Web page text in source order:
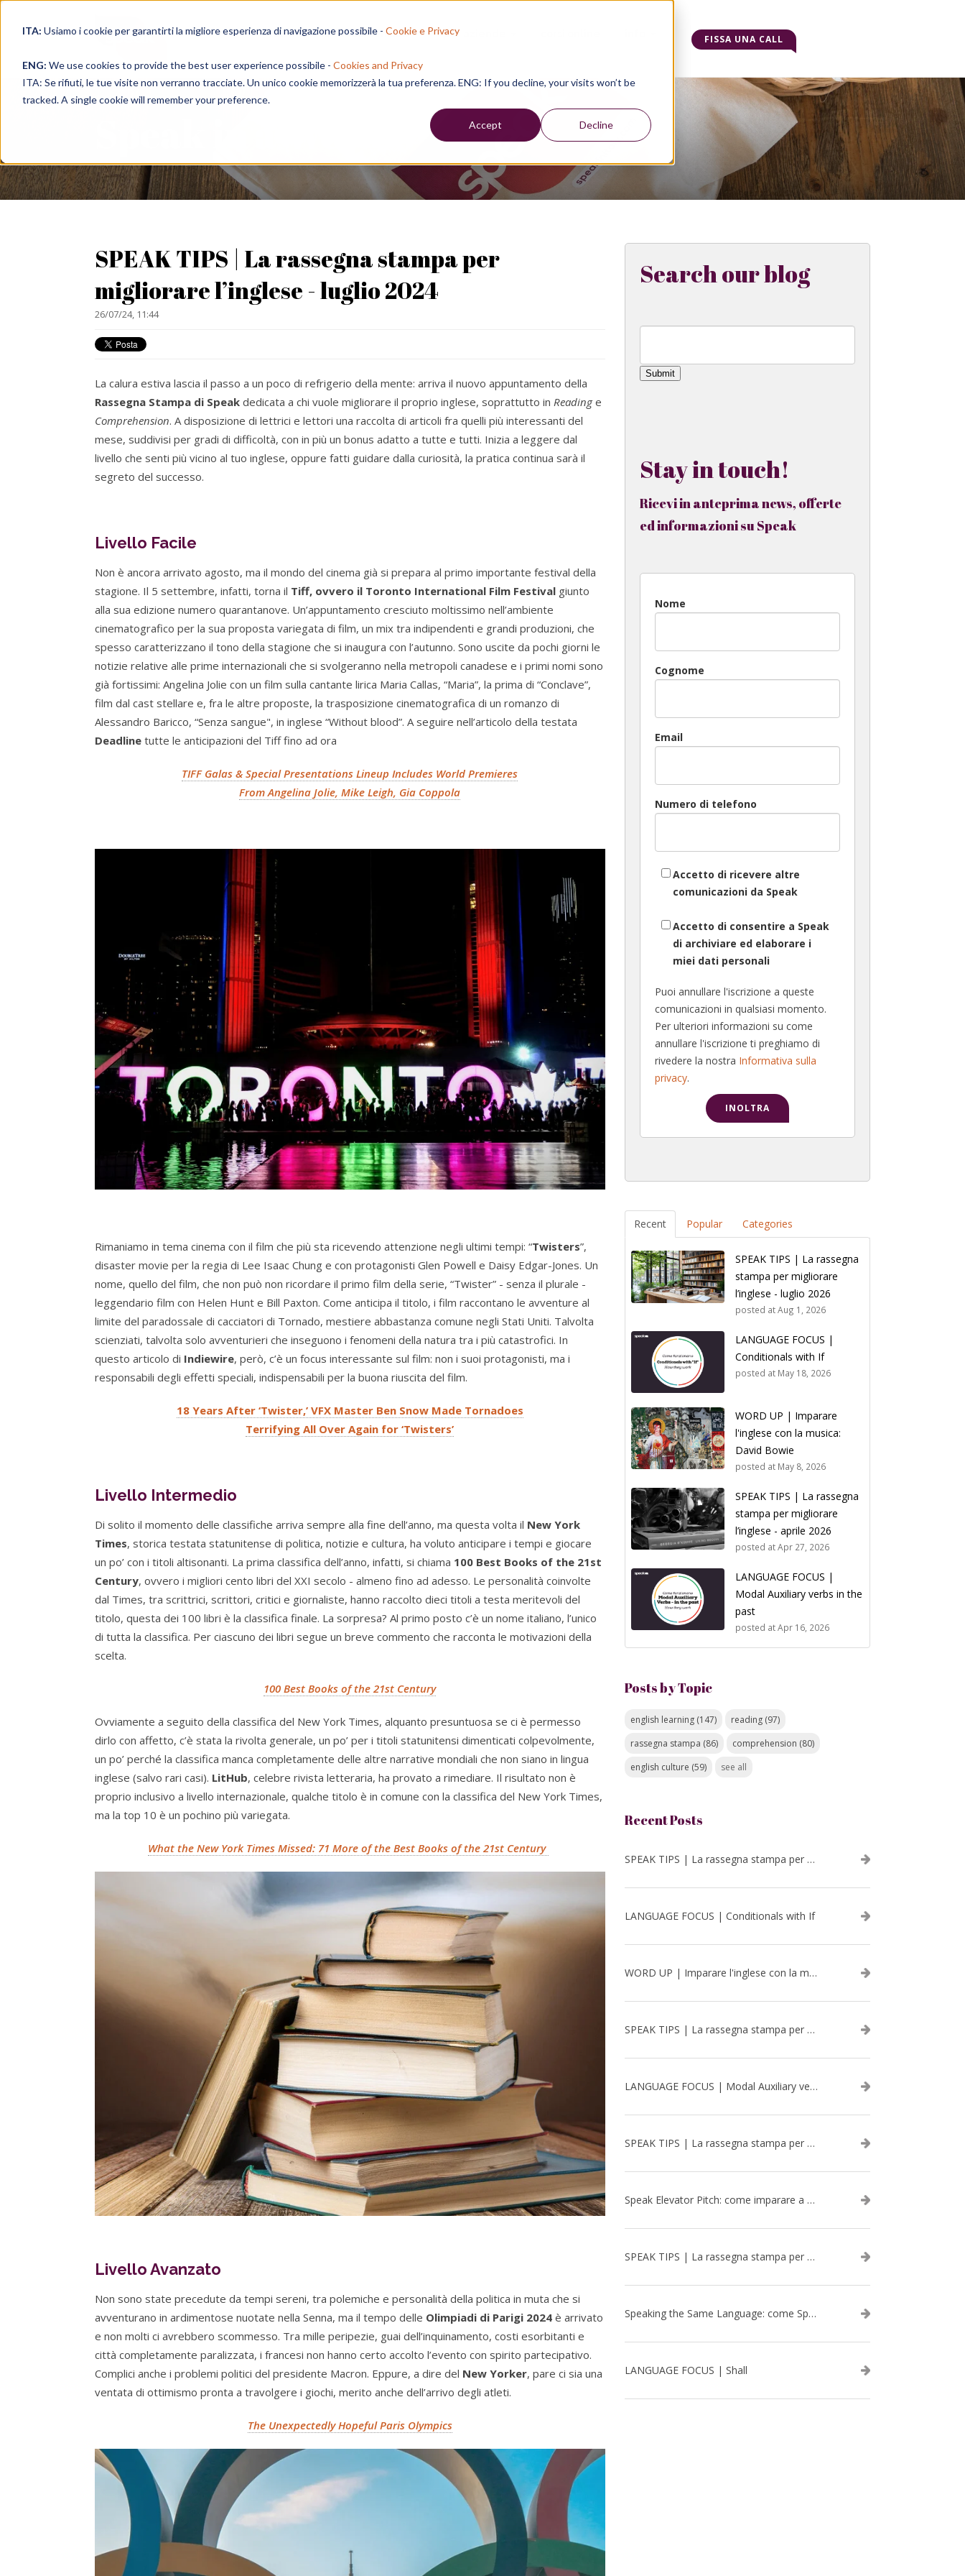
ITA: Usiamo i cookie per garantirti la migliore esperienza di navigazione possibile - Cookie e Privacy
ENG: We use cookies to provide the best user experience possibile - Cookies and Privacy
ITA: Se rifiuti, le tue visite non verranno tracciate. Un unico cookie memorizzerà la tua preferenza. ENG: If you decline, your visits won’t be
tracked. A single cookie will remember your preference.
Accept Decline
full immersion residenziali per aziende FISSA UNA CALL
SPEAK TIPS | La rassegna stampa per
migliorare l’inglese - luglio 2024
26/07/24, 11:44
La calura estiva lascia il passo a un poco di refrigerio della mente: arriva il nuovo appuntamento della
Rassegna Stampa di Speak dedicata a chi vuole migliorare il proprio inglese, soprattutto in Readinge
Comprehension. A disposizione di lettrici e lettori una raccolta di articoli fra quelli più interessanti del
mese, suddivisi per gradi di difficoltà, con in più un bonus adatto a tutte e tutti. Inizia a leggere dal
livello che senti più vicino al tuo inglese, oppure fatti guidare dalla curiosità, la pratica continua sarà il
segreto del successo.
Livello Facile
Non è ancora arrivato agosto, ma il mondo del cinema già si prepara al primo importante festival della
stagione. Il 5 settembre, infatti, torna il Tiff, ovvero il Toronto International Film Festival giunto
alla sua edizione numero quarantanove. Un’appuntamento cresciuto moltissimo nell’ambiente
cinematografico per la sua proposta variegata di film, un mix tra indipendenti e grandi produzioni, che
spesso caratterizzano il tono della stagione che si inaugura con l’autunno. Sono uscite da pochi giorni le
notizie relative alle prime internazionali che si svolgeranno nella metropoli canadese e i primi nomi sono
già fortissimi: Angelina Jolie con un film sulla cantante lirica Maria Callas, “Maria”, la prima di “Conclave”,
film dal cast stellare e, fra le altre proposte, la trasposizione cinematografica di un romanzo di
Alessandro Baricco, “Senza sangue", in inglese “Without blood”. A seguire nell’articolo della testata
Deadline tutte le anticipazioni del Tiff fino ad ora
TIFF Galas & Special Presentations Lineup Includes World Premieres
From Angelina Jolie, Mike Leigh, Gia Coppola
Rimaniamo in tema cinema con il film che più sta ricevendo attenzione negli ultimi tempi: “Twisters”,
disaster movie per la regia di Lee Isaac Chung e con protagonisti Glen Powell e Daisy Edgar-Jones. Un
nome, quello del film, che non può non ricordare il primo film della serie, “Twister” - senza il plurale -
leggendario film con Helen Hunt e Bill Paxton. Come anticipa il titolo, i film raccontano le avventure al
limite del paradossale di cacciatori di Tornado, mestiere abbastanza comune negli Stati Uniti. Talvolta
scienziati, talvolta solo avventurieri che inseguono i fenomeni della natura tra i più catastrofici. In
questo articolo di Indiewire, però, c’è un focus interessante sul film: non i suoi protagonisti, ma i
responsabili degli effetti speciali, indispensabili per la buona riuscita del film.
18 Years After ‘Twister,’ VFX Master Ben Snow Made Tornadoes
Terrifying All Over Again for ‘Twisters’
Livello Intermedio
Di solito il momento delle classifiche arriva sempre alla fine dell’anno, ma questa volta il New York
Times, storica testata statunitense di politica, notizie e cultura, ha voluto anticipare i tempi e giocare
un po’ con i titoli altisonanti. La prima classifica dell’anno, infatti, si chiama 100 Best Books of the 21st
Century, ovvero i migliori cento libri del XXI secolo - almeno fino ad adesso. Le personalità coinvolte
dal Times, tra scrittrici, scrittori, critici e giornaliste, hanno raccolto dieci titoli a testa meritevoli del
titolo, questa dei 100 libri è la classifica finale. La sorpresa? Al primo posto c’è un nome italiano, l’unico
di tutta la classifica. Per ciascuno dei libri segue un breve commento che racconta le motivazioni della
scelta.
100 Best Books of the 21st Century
Ovviamente a seguito della classifica del New York Times, alquanto presuntuosa se ci è permesso
dirlo con affetto, c’è stata la rivolta generale, un po’ per i titoli statunitensi dimenticati colpevolmente,
un po’ perché la classifica manca completamente delle altre narrative mondiali che non siano in lingua
inglese (salvo rari casi). LitHub, celebre rivista letteraria, ha provato a rimediare. Il risultato non è
proprio inclusivo a livello internazionale, qualche titolo è in comune con la classifica del New York Times,
ma la top 10 è un pochino più variegata.
What the New York Times Missed: 71 More of the Best Books of the 21st Century
Livello Avanzato
Non sono state precedute da tempi sereni, tra polemiche e personalità della politica in muta che si
avventurano in ardimentose nuotate nella Senna, ma il tempo delle Olimpiadi di Parigi 2024 è arrivato
e non molti ci avrebbero scommesso. Tra mille peripezie, guai dell’inquinamento, costi esorbitanti e
città completamente paralizzata, i francesi non hanno certo accolto l’evento con spirito partecipativo.
Complici anche i problemi politici del presidente Macron. Eppure, a dire del New Yorker, pare ci sia una
ventata di ottimismo pronta a travolgere i giochi, merito anche dell’arrivo degli atleti.
The Unexpectedly Hopeful Paris Olympics
Search our blog
Submit
Stay in touch!
Ricevi in anteprima news, offerte
ed informazioni su Speak
Nome
Cognome
Email
Numero di telefono
Accetto di ricevere altre
comunicazioni da Speak
Accetto di consentire a Speak
di archiviare ed elaborare i
miei dati personali
Puoi annullare l'iscrizione a queste
comunicazioni in qualsiasi momento.
Per ulteriori informazioni su come
annullare l'iscrizione ti preghiamo di
rivedere la nostra Informativa sulla
privacy.
Recent Popular Categories
SPEAK TIPS | La rassegna
stampa per migliorare
l’inglese - luglio 2026
posted atAug 1, 2026
LANGUAGE FOCUS |
Conditionals with If
posted at May 18, 2026
WORD UP | Imparare
l'inglese con la musica:
David Bowie
posted at May 8, 2026
SPEAK TIPS | La rassegna
stampa per migliorare
l’inglese - aprile 2026
posted atApr 27, 2026
LANGUAGE FOCUS |
Modal Auxiliary verbs in the
past
posted atApr 16, 2026
Posts by Topic
english learning (147) reading (97)
rassegna stampa (86) comprehension (80)
english culture (59) see all
Recent Posts
SPEAK TIPS | La rassegna stampa per migliorare l’inglese - luglio 2026
LANGUAGE FOCUS | Conditionals with If
WORD UP | Imparare l'inglese con la musica: David Bowie
SPEAK TIPS | La rassegna stampa per migliorare l’inglese - aprile 2026
LANGUAGE FOCUS | Modal Auxiliary verbs in the past
SPEAK TIPS | La rassegna stampa per migliorare l’inglese - marzo 2026
Speak Elevator Pitch: come imparare a gestire una presentazione in inglese
SPEAK TIPS | La rassegna stampa per migliorare l’inglese - febbraio 2026
Speaking the Same Language: come Speak aiuta a rafforzare i team attraverso il Team Building in inglese
LANGUAGE FOCUS | Shall